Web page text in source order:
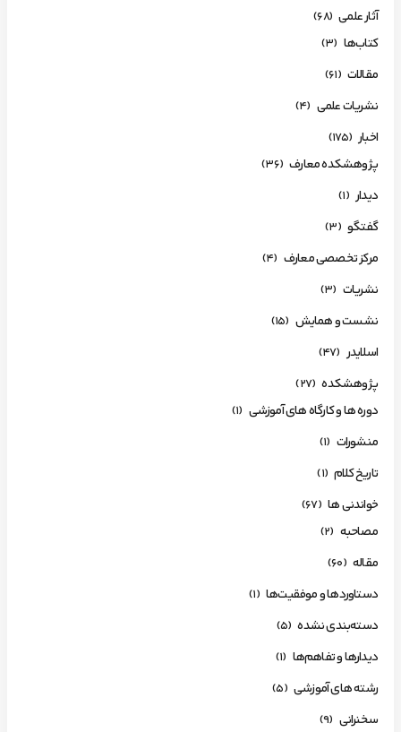
آثار علمی (68)
کتاب‌ها (3)
مقالات (61)
نشریات علمی (4)
اخبار (175)
پژوهشکده معارف (36)
دیدار (1)
گفتگو (3)
مرکز تخصصی معارف (4)
نشریات (3)
نشست و همایش (15)
اسلایدر (47)
پژوهشکده (27)
دوره ها و کارگاه های آموزشی (1)
منشورات (1)
تاریخ کلام (1)
خواندنی ها (67)
مصاحبه (2)
مقاله (60)
دستاوردها و موفقیت‌ها (1)
دسته‌بندی نشده (5)
دیدارها و تفاهم‌ها (1)
رشته های آموزشی (5)
سخنرانی (9)